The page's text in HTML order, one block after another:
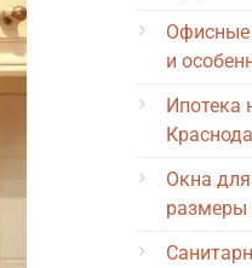
Офисные
и
Ипотека
Окна
размеры